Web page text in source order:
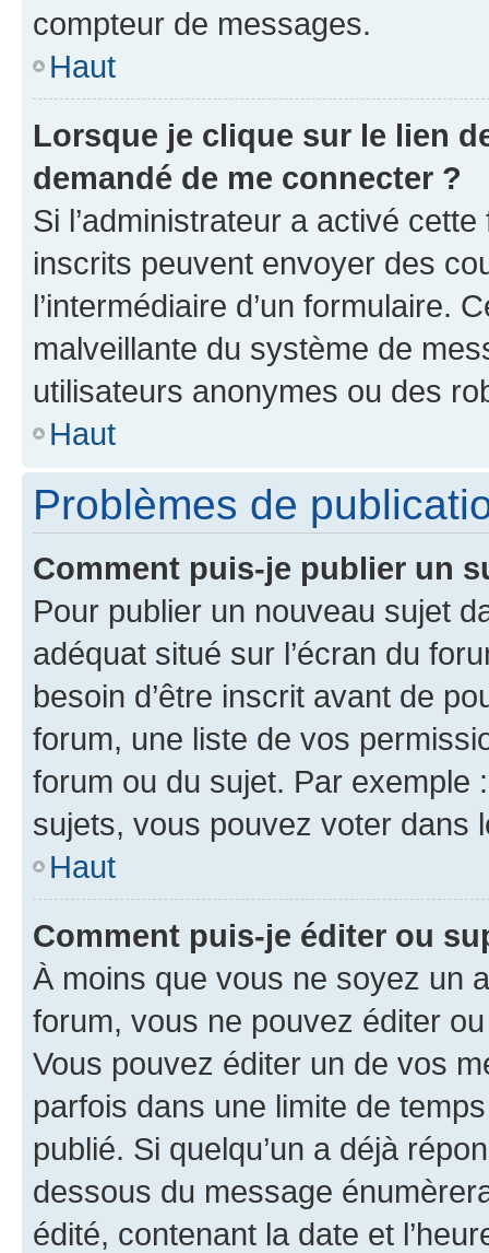
compteur de messages.
Haut
Lorsque je clique sur le lien
demandé de me connecter ?
Si l’administrateur a activé
inscrits peuvent envoyer des
l’intermédiaire d’un formulaire.
malveillante du système de
utilisateurs anonymes ou des
Haut
Problèmes de
Comment puis-je publier un
Pour publier un nouveau sujet
adéquat situé sur l’écran du
besoin d’être inscrit avant de
forum, une liste de vos
forum ou du sujet. Par exemple
sujets, vous pouvez voter dans
Haut
Comment puis-je éditer ou
À moins que vous ne soyez un
forum, vous ne pouvez éditer
Vous pouvez éditer un de vos
parfois dans une limite de
publié. Si quelqu’un a déjà
dessous du message
édité, contenant la date et